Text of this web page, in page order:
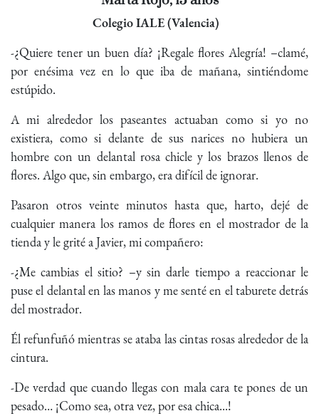
Colegio IALE (Valencia)
-¿Quiere tener un buen día? ¡Regale flores Alegría! –clamé,
por enésima vez en lo que iba de mañana, sintiéndome
estúpido.
A mi alrededor los paseantes actuaban como si yo no
existiera, como si delante de sus narices no hubiera un
hombre con un delantal rosa chicle y los brazos llenos de
flores. Algo que, sin embargo, era difícil de ignorar.
Pasaron otros veinte minutos hasta que, harto, dejé de
cualquier manera los ramos de flores en el mostrador de la
tienda y le grité a Javier, mi compañero:
-¿Me cambias el sitio? –y sin darle tiempo a reaccionar le
puse el delantal en las manos y me senté en el taburete detrás
del mostrador.
Él refunfuñó mientras se ataba las cintas rosas alrededor de la
cintura.
-De verdad que cuando llegas con mala cara te pones de un
pesado… ¡Como sea, otra vez, por esa chica...!